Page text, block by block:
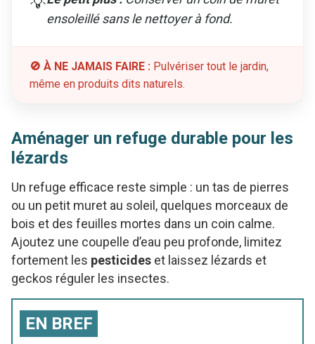
ensoleillé sans le nettoyer à fond.
🚫 À NE JAMAIS FAIRE : Pulvériser tout le jardin,
même en produits dits naturels.
Aménager un refuge durable pour les
lézards
Un refuge efficace reste simple : un tas de pierres
ou un petit muret au soleil, quelques morceaux de
bois et des feuilles mortes dans un coin calme.
Ajoutez une coupelle d’eau peu profonde, limitez
fortement les pesticides et laissez lézards et
geckos réguler les insectes.
EN BREF